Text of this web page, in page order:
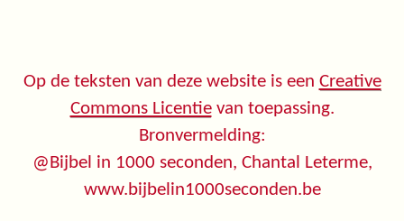
Op de teksten van deze website is een Creative
Commons Licentievan toepassing.
Bronvermelding:
@Bijbel in 1000 seconden, Chantal Leterme,
www.bijbelin1000seconden.be